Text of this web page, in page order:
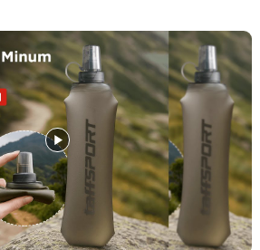
penuh sesak. Berkat materialnya
minum lipat soft flask ini dapat dilipat
saat kosong, sehingga Anda bisa
mudah ke dalam saku jaket, rompi lari
sepeda. Kepraktisan ini memungkinkan
dan cepat tanpa hambatan dimensi
membatasi ruang gerak.
Katup Gigit
langsung tanpa harus berhenti atau
di tengah aktivitas yang intens. Fitur
inovatif memungkinkan Anda untuk
hanya dengan sedikit tekanan gigi
ini memastikan aliran air keluar dengan
dan akan langsung menutup rapat secara